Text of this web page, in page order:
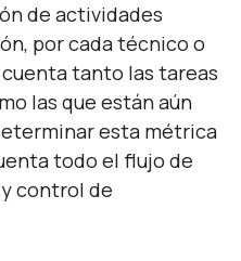
de actividades
por cada técnico o
tanto las tareas
las que están aún
esta métrica
todo el flujo de
control de